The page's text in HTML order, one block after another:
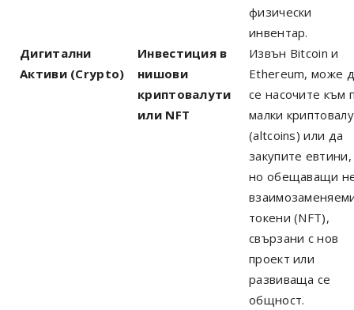
физически
инвентар.
Дигитални
Активи (Crypto)
Инвестиция в
нишови
криптовалути
или NFT
Извън Bitcoin и
Ethereum, може
се насочите към
малки
(altcoins) или да
закупите евтини,
но обещаващи
токени (NFT),
свързани с нов
проект или
развиваща се
общност.